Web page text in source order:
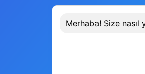
Merhaba! Size nasıl